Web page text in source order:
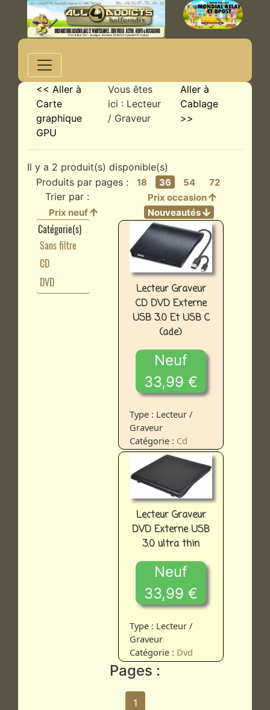
<< Aller à
Carte
graphique
GPU
Vous êtes
ici : Lecteur
/ Graveur
Aller à
Cablage
>>
Il y a 2 produit(s) disponible(s)
Produits par pages :
18 36 54 72
Trier par :
Prix occasion
Prix neuf
Nouveautés
Catégorie(s)
Sans filtre
CD
DVD
Lecteur Graveur
CD DVD Externe
USB 3.0 Et USB C
(ade)
Neuf
33,99 €
Type : Lecteur /
Graveur
Catégorie : Cd
Lecteur Graveur
DVD Externe USB
3.0 ultra thin
Neuf
33,99 €
Type : Lecteur /
Graveur
Catégorie : Dvd
Pages :
1